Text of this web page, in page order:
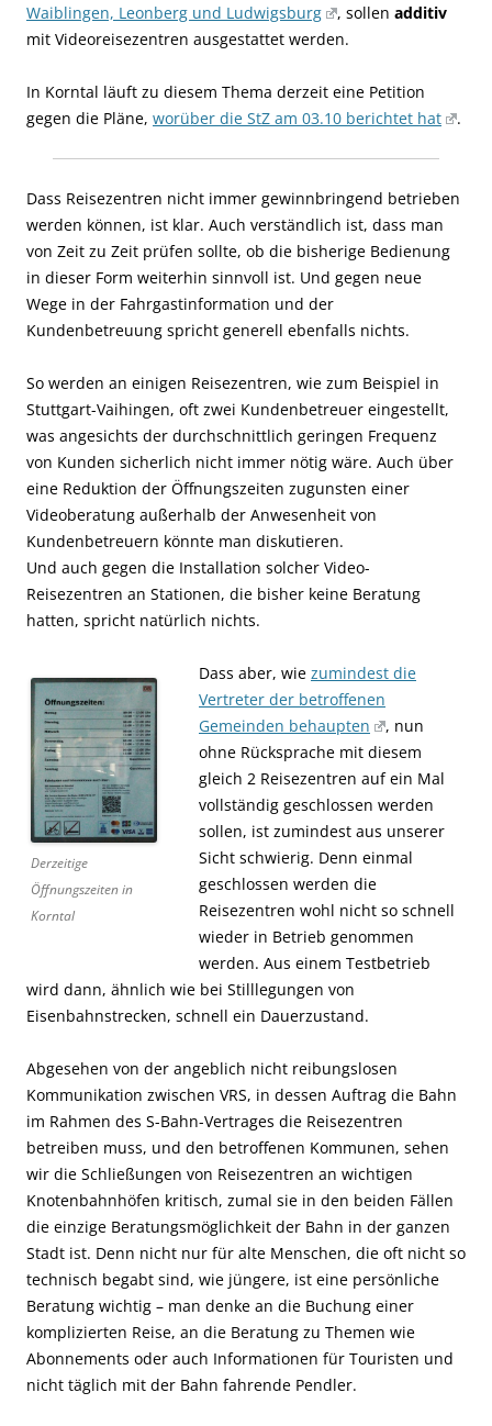
Waiblingen, Leonberg und Ludwigsburg
, sollenadditiv
mit Videoreisezentren ausgestattet werden.
In Korntal läuft zu diesem Thema derzeit eine Petition
gegen die Pläne, worüber die StZ am 03.10 berichtet hat .
Dass Reisezentren nicht immer gewinnbringend betrieben
werden können, ist klar. Auch verständlich ist, dass man
von Zeit zu Zeit prüfen sollte, ob die bisherige Bedienung
in dieser Form weiterhin sinnvoll ist. Und gegen neue
Wege in der Fahrgastinformation und der
Kundenbetreuung spricht generell ebenfalls nichts.
So werden an einigen Reisezentren, wie zum Beispiel in
Stuttgart-Vaihingen, oft zwei Kundenbetreuer eingestellt,
was angesichts der durchschnittlich geringen Frequenz
von Kunden sicherlich nicht immer nötig wäre. Auch über
eine Reduktion der Öffnungszeiten zugunsten einer
Videoberatung außerhalb der Anwesenheit von
Kundenbetreuern könnte man diskutieren.
Und auch gegen die Installation solcher Video-
Reisezentren an Stationen, die bisher keine Beratung
hatten, spricht natürlich nichts.
Derzeitige
Öffnungszeiten in
Korntal
Dass aber, wie zumindest die
Vertreter der betroffenen
Gemeinden behaupten
, nun
ohne Rücksprache mit diesem
gleich 2 Reisezentren auf ein Mal
vollständig geschlossen werden
sollen, ist zumindest aus unserer
Sicht schwierig. Denn einmal
geschlossen werden die
Reisezentren wohl nicht so schnell
wieder in Betrieb genommen
werden. Aus einem Testbetrieb
wird dann, ähnlich wie bei Stilllegungen von
Eisenbahnstrecken, schnell ein Dauerzustand.
Abgesehen von der angeblich nicht reibungslosen
Kommunikation zwischen VRS, in dessen Auftrag die Bahn
im Rahmen des S-Bahn-Vertrages die Reisezentren
betreiben muss, und den betroffenen Kommunen, sehen
wir die Schließungen von Reisezentren an wichtigen
Knotenbahnhöfen kritisch, zumal sie in den beiden Fällen
die einzige Beratungsmöglichkeit der Bahn in der ganzen
Stadt ist. Denn nicht nur für alte Menschen, die oft nicht so
technisch begabt sind, wie jüngere, ist eine persönliche
Beratung wichtig – man denke an die Buchung einer
komplizierten Reise, an die Beratung zu Themen wie
Abonnements oder auch Informationen für Touristen und
nicht täglich mit der Bahn fahrende Pendler.